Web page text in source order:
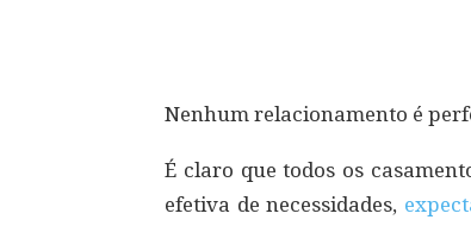
Nenhum relacionamento é
É claro que todos os
efetiva de necessidades,